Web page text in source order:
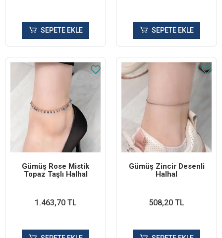
SEPETE EKLE SEPETE EKLE
Gümüş Rose Mistik
Topaz Taşlı Halhal
1.463,70 TL
Gümüş Zincir Desenli
Halhal
508,20 TL